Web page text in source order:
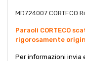
MD724007 CORTECO
Paraoli CORTECO
rigorosamente
Per informazioni invia